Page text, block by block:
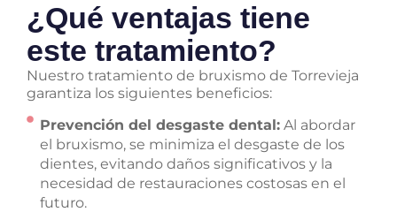
¿Qué ventajas tiene
este tratamiento?
Nuestro tratamiento de bruxismo de Torrevieja
garantiza los siguientes beneficios:
Prevención del desgaste dental: Al abordar
el bruxismo, se minimiza el desgaste de los
dientes, evitando daños significativos y la
necesidad de restauraciones costosas en el
futuro.